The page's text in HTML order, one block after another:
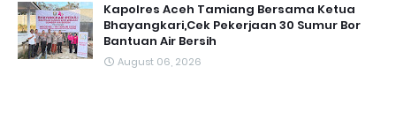
Kapolres Aceh Tamiang Bersama Ketua
Bhayangkari,Cek Pekerjaan 30 Sumur Bor
Bantuan Air Bersih
August 06, 2026